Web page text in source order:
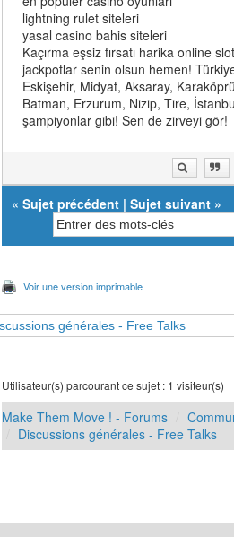
lightning rulet siteleri
yasal casino bahis siteleri
Kaçırma eşsiz fırsatı harika online
jackpotlar senin olsun hemen! Türkiye
Eskişehir, Midyat, Aksaray,
Batman, Erzurum, Nizip, Tire,
şampiyonlar gibi! Sen de zirveyi gör!
«Sujet précédent |Sujet suivant »
Voir une version imprimable
Utilisateur(s) parcourant ce sujet : 1 visiteur(s)
Make Them Move ! - Forums
Discussions générales - Free Talks